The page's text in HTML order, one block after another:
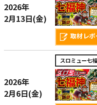
2026年
2月13日(金)
取材レ
2026年
2月6日(金)
スロミュー七